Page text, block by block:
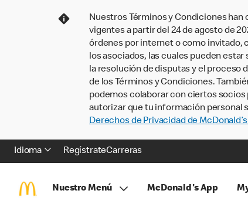
Nuestros Términos y Condiciones han
vigentes a partir del 24 de agosto de
órdenes por internet o como invitado,
los asociados, las cuales pueden
la resolución de disputas y el proceso
de los Términos y Condiciones.
podemos colaborar con ciertos
autorizar que tu información personal
Derechos de Privacidad de
Idioma RegístrateCarreras
Nuestro Menú McDonald's App